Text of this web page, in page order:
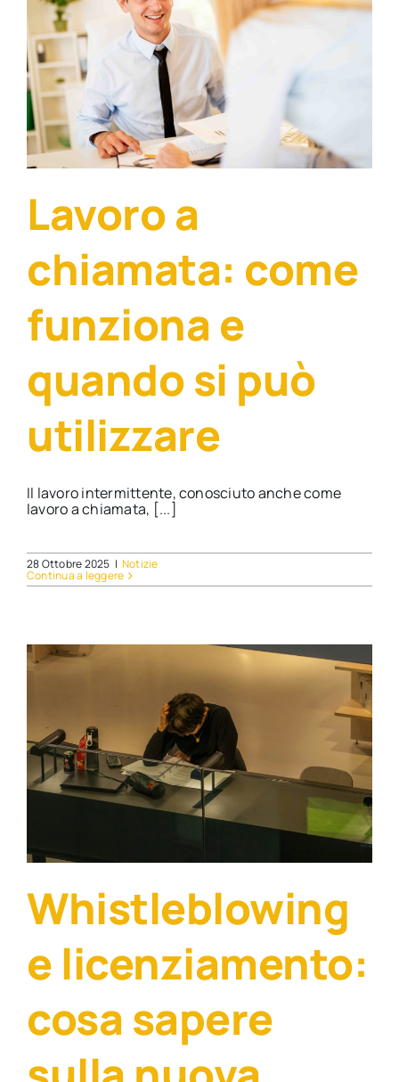
Lavoro a
chiamata: come
funziona e
quando si può
utilizzare
Il lavoro intermittente, conosciuto anche come
lavoro a chiamata, [...]
28 Ottobre 2025 | Notizie
Continua a leggere
Whistleblowing
e licenziamento:
cosa sapere